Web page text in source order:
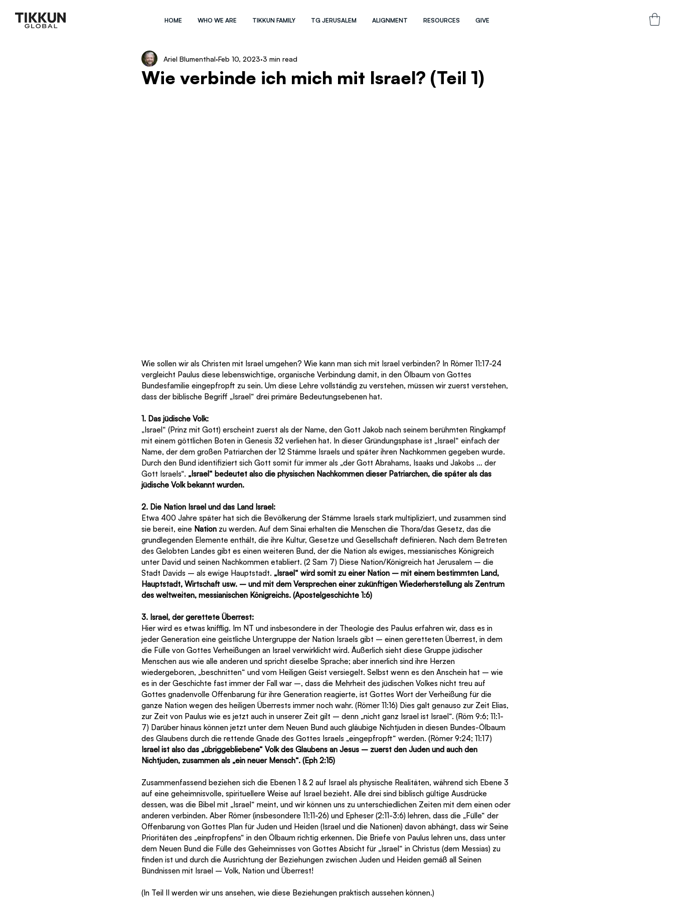
HOME WHO WE ARE TIKKUN FAMILY TG JERUSALEM ALIGNMENT RESOURCES GIVE
Wie verbinde ich mich mit Israel? (Teil 1)
Ariel Blumenthal Feb 10, 2023 3 min read
Wie sollen wir als Christen mit Israel umgehen? Wie kann man sich mit Israel verbinden? In Römer 11:17-24
vergleicht Paulus diese lebenswichtige, organische Verbindung damit, in den Ölbaum von Gottes
Bundesfamilie eingepfropft zu sein. Um diese Lehre vollständig zu verstehen, müssen wir zuerst verstehen,
dass der biblische Begriff „Israel“ drei primäre Bedeutungsebenen hat.
1. Das jüdische Volk:
„Israel“ (Prinz mit Gott) erscheint zuerst als der Name, den Gott Jakob nach seinem berühmten Ringkampf
mit einem göttlichen Boten in Genesis 32 verliehen hat. In dieser Gründungsphase ist „Israel“ einfach der
Name, der dem großen Patriarchen der 12 Stämme Israels und später ihren Nachkommen gegeben wurde.
Durch den Bund identifiziert sich Gott somit für immer als „der Gott Abrahams, Isaaks und Jakobs … der
Gott Israels“. „Israel“ bedeutet also die physischen Nachkommen dieser Patriarchen, die später als das
jüdische Volk bekannt wurden.
2. Die Nation Israel und das Land Israel:
Etwa 400 Jahre später hat sich die Bevölkerung der Stämme Israels stark multipliziert, und zusammen sind
sie bereit, eine Nation zu werden. Auf dem Sinai erhalten die Menschen die Thora/das Gesetz, das die
grundlegenden Elemente enthält, die ihre Kultur, Gesetze und Gesellschaft definieren. Nach dem Betreten
des Gelobten Landes gibt es einen weiteren Bund, der die Nation als ewiges, messianisches Königreich
unter David und seinen Nachkommen etabliert. (2 Sam 7) Diese Nation/Königreich hat Jerusalem – die
Stadt Davids – als ewige Hauptstadt. „Israel“ wird somit zu einer Nation – mit einem bestimmten Land,
Hauptstadt, Wirtschaft usw. – und mit dem Versprechen einer zukünftigen Wiederherstellung als Zentrum
des weltweiten, messianischen Königreichs. (Apostelgeschichte 1:6)
3. Israel, der gerettete Überrest:
Hier wird es etwas knifflig. Im NT und insbesondere in der Theologie des Paulus erfahren wir, dass es in
jeder Generation eine geistliche Untergruppe der Nation Israels gibt – einen geretteten Überrest, in dem
die Fülle von Gottes Verheißungen an Israel verwirklicht wird. Äußerlich sieht diese Gruppe jüdischer
Menschen aus wie alle anderen und spricht dieselbe Sprache; aber innerlich sind ihre Herzen
wiedergeboren, „beschnitten“ und vom Heiligen Geist versiegelt. Selbst wenn es den Anschein hat – wie
es in der Geschichte fast immer der Fall war –, dass die Mehrheit des jüdischen Volkes nicht treu auf
Gottes gnadenvolle Offenbarung für ihre Generation reagierte, ist Gottes Wort der Verheißung für die
ganze Nation wegen des heiligen Überrests immer noch wahr. (Römer 11:16) Dies galt genauso zur Zeit Elias,
zur Zeit von Paulus wie es jetzt auch in unserer Zeit gilt – denn „nicht ganz Israel ist Israel“. (Röm 9:6; 11:1-
7) Darüber hinaus können jetzt unter dem Neuen Bund auch gläubige Nichtjuden in diesen Bundes-Ölbaum
des Glaubens durch die rettende Gnade des Gottes Israels „eingepfropft“ werden. (Römer 9:24; 11:17)
Israel ist also das „übriggebliebene“ Volk des Glaubens an Jesus – zuerst den Juden und auch den
Nichtjuden, zusammen als „ein neuer Mensch“. (Eph 2:15)
Zusammenfassend beziehen sich die Ebenen 1 & 2 auf Israel als physische Realitäten, während sich Ebene 3
auf eine geheimnisvolle, spirituellere Weise auf Israel bezieht. Alle drei sind biblisch gültige Ausdrücke
dessen, was die Bibel mit „Israel“ meint, und wir können uns zu unterschiedlichen Zeiten mit dem einen oder
anderen verbinden. Aber Römer (insbesondere 11:11-26) und Epheser (2:11-3:6) lehren, dass die „Fülle“ der
Offenbarung von Gottes Plan für Juden und Heiden (Israel und die Nationen) davon abhängt, dass wir Seine
Prioritäten des „einpfropfens“ in den Ölbaum richtig erkennen. Die Briefe von Paulus lehren uns, dass unter
dem Neuen Bund die Fülle des Geheimnisses von Gottes Absicht für „Israel“ in Christus (dem Messias) zu
finden ist und durch die Ausrichtung der Beziehungen zwischen Juden und Heiden gemäß all Seinen
Bündnissen mit Israel – Volk, Nation und Überrest!
(In Teil II werden wir uns ansehen, wie diese Beziehungen praktisch aussehen können.)